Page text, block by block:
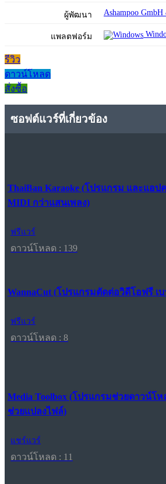
ผู้พัฒนา Ashampoo
แพลตฟอร์ม
รีวิว
ดาวน์โหลด
สั่งซื้อ
ซอฟต์แวร์ที่เกี่ยวข้อง
ThaiBan Karaoke (โปรแกรม และแอป
MIDI กว่าแสนเพลง)
ฟรีแวร์
ดาวน์โหลด : 139
WannaCut (โปรแกรมตัดต่อวิดีโอฟรี เ
ฟรีแวร์
ดาวน์โหลด : 8
Media Toolbox (โปรแกรมช่วยดาวน์โ
ช่วยแปลงไฟล์)
แชร์แวร์
ดาวน์โหลด : 11